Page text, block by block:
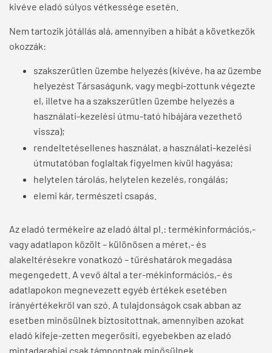
kivéve eladó súlyos vétkessége esetén.
Nem tartozik jótállás alá, amennyiben a hibát a következők
okozzák:
szakszerűtlen üzembe helyezés (kivéve, ha az üzembe
helyezést Társaságunk, vagy megbí-zottunk végezte
el, illetve ha a szakszerűtlen üzembe helyezés a
használati-kezelési útmu-tató hibájára vezethető
vissza);
rendeltetésellenes használat, a használati-kezelési
útmutatóban foglaltak figyelmen kívül hagyása;
helytelen tárolás, helytelen kezelés, rongálás;
elemi kár, természeti csapás.
Az eladó termékeire az eladó által pl.: termékinformációs,-
vagy adatlapon közölt – különösen a méret,- és
alakeltérésekre vonatkozó – tűréshatárok megadása
megengedett. A vevő által a ter-mékinformációs,- és
adatlapokon megnevezett egyéb értékek esetében
irányértékekről van szó. A tulajdonságok csak abban az
esetben minősülnek biztosítottnak, amennyiben azokat
eladó kifeje-zetten megerősíti, egyebekben az eladó
mintadarabjai csak támpontnak minősülnek.